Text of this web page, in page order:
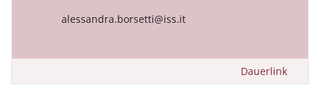
alessandra.borsetti@iss.it
Dauerlink